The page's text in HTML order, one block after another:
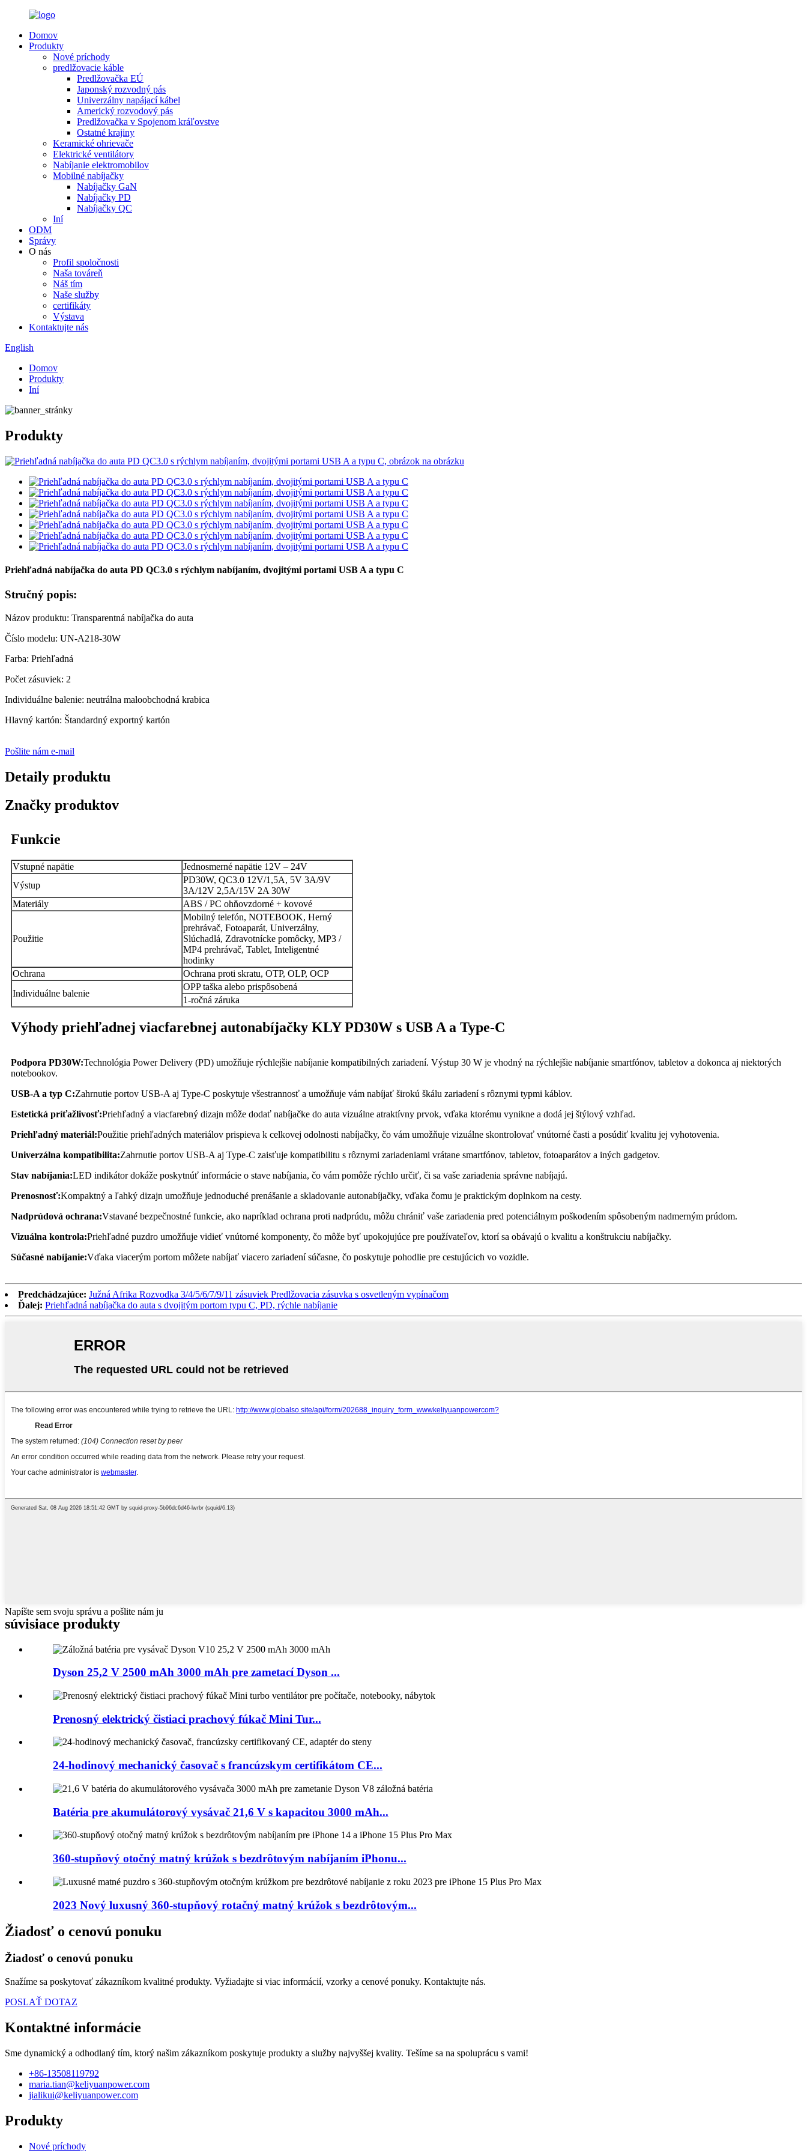
Domov
Produkty
Nové príchody
predlžovacie káble
Predlžovačka EÚ
Japonský rozvodný pás
Univerzálny napájací kábel
Americký rozvodový pás
Predlžovačka v Spojenom kráľovstve
Ostatné krajiny
Keramické ohrievače
Elektrické ventilátory
Nabíjanie elektromobilov
Mobilné nabíjačky
Nabíjačky GaN
Nabíjačky PD
Nabíjačky QC
Iní
ODM
Správy
O nás
Profil spoločnosti
Naša továreň
Náš tím
Naše služby
certifikáty
Výstava
Kontaktujte nás
English
Domov
Produkty
Iní
Produkty
Priehľadná nabíjačka do auta PD QC3.0 s rýchlym nabíjaním, dvojitými portami USB A a typu C
Stručný popis:
Názov produktu: Transparentná nabíjačka do auta
Číslo modelu: UN-A218-30W
Farba: Priehľadná
Počet zásuviek: 2
Individuálne balenie: neutrálna maloobchodná krabica
Hlavný kartón: Štandardný exportný kartón
Pošlite nám e-mail
Detaily produktu
Značky produktov
Funkcie
Vstupné napätie
Jednosmerné napätie 12V – 24V
Výstup
PD30W, QC3.0 12V/1,5A, 5V 3A/9V
3A/12V 2,5A/15V 2A 30W
Materiály
ABS / PC ohňovzdorné + kovové
Použitie
Mobilný telefón, NOTEBOOK, Herný
prehrávač, Fotoaparát, Univerzálny,
Slúchadlá, Zdravotnícke pomôcky, MP3 /
MP4 prehrávač, Tablet, Inteligentné
hodinky
Ochrana
Ochrana proti skratu, OTP, OLP, OCP
Individuálne balenie
OPP taška alebo prispôsobená
1-ročná záruka
Výhody priehľadnej viacfarebnej autonabíjačky KLY PD30W s USB A a Type-C
Podpora PD30W:Technológia Power Delivery (PD) umožňuje rýchlejšie nabíjanie kompatibilných zariadení. Výstup 30 W je vhodný na rýchlejšie nabíjanie smartfónov, tabletov a dokonca aj niektorých
notebookov.
USB-A a typ C:Zahrnutie portov USB-A aj Type-C poskytuje všestrannosť a umožňuje vám nabíjať širokú škálu zariadení s rôznymi typmi káblov.
Estetická príťažlivosť:Priehľadný a viacfarebný dizajn môže dodať nabíjačke do auta vizuálne atraktívny prvok, vďaka ktorému vynikne a dodá jej štýlový vzhľad.
Priehľadný materiál:Použitie priehľadných materiálov prispieva k celkovej odolnosti nabíjačky, čo vám umožňuje vizuálne skontrolovať vnútorné časti a posúdiť kvalitu jej vyhotovenia.
Univerzálna kompatibilita:Zahrnutie portov USB-A aj Type-C zaisťuje kompatibilitu s rôznymi zariadeniami vrátane smartfónov, tabletov, fotoaparátov a iných gadgetov.
Stav nabíjania:LED indikátor dokáže poskytnúť informácie o stave nabíjania, čo vám pomôže rýchlo určiť, či sa vaše zariadenia správne nabíjajú.
Prenosnosť:Kompaktný a ľahký dizajn umožňuje jednoduché prenášanie a skladovanie autonabíjačky, vďaka čomu je praktickým doplnkom na cesty.
Nadprúdová ochrana:Vstavané bezpečnostné funkcie, ako napríklad ochrana proti nadprúdu, môžu chrániť vaše zariadenia pred potenciálnym poškodením spôsobeným nadmerným prúdom.
Vizuálna kontrola:Priehľadné puzdro umožňuje vidieť vnútorné komponenty, čo môže byť upokojujúce pre používateľov, ktorí sa obávajú o kvalitu a konštrukciu nabíjačky.
Súčasné nabíjanie:Vďaka viacerým portom môžete nabíjať viacero zariadení súčasne, čo poskytuje pohodlie pre cestujúcich vo vozidle.
Predchádzajúce: Južná Afrika Rozvodka 3/4/5/6/7/9/11 zásuviek Predlžovacia zásuvka s osvetleným vypínačom
Ďalej: Priehľadná nabíjačka do auta s dvojitým portom typu C, PD, rýchle nabíjanie
Napíšte sem svoju správu a pošlite nám ju
súvisiace produkty
Dyson 25,2 V 2500 mAh 3000 mAh pre zametací Dyson ...
Prenosný elektrický čistiaci prachový fúkač Mini Tur...
24-hodinový mechanický časovač s francúzskym certifikátom CE...
Batéria pre akumulátorový vysávač 21,6 V s kapacitou 3000 mAh...
360-stupňový otočný matný krúžok s bezdrôtovým nabíjaním iPhonu...
2023 Nový luxusný 360-stupňový rotačný matný krúžok s bezdrôtovým...
Žiadosť o cenovú ponuku
Žiadosť o cenovú ponuku
Snažíme sa poskytovať zákazníkom kvalitné produkty. Vyžiadajte si viac informácií, vzorky a cenové ponuky. Kontaktujte nás.
POSLAŤ DOTAZ
Kontaktné informácie
Sme dynamický a odhodlaný tím, ktorý našim zákazníkom poskytuje produkty a služby najvyššej kvality. Tešíme sa na spoluprácu s vami!
+86-13508119792
maria.tian@keliyuanpower.com
jialikui@keliyuanpower.com
Produkty
Nové príchody